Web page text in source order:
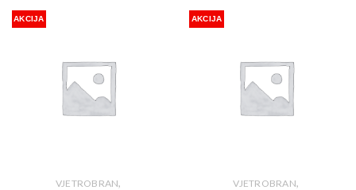
AKCIJA
VJETROBRAN,
AKCIJA
VJETROBRAN,